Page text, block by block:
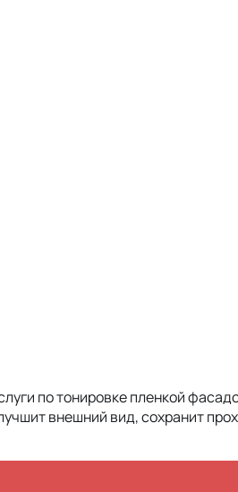
по тонировке пленкой
внешний вид, сохранит